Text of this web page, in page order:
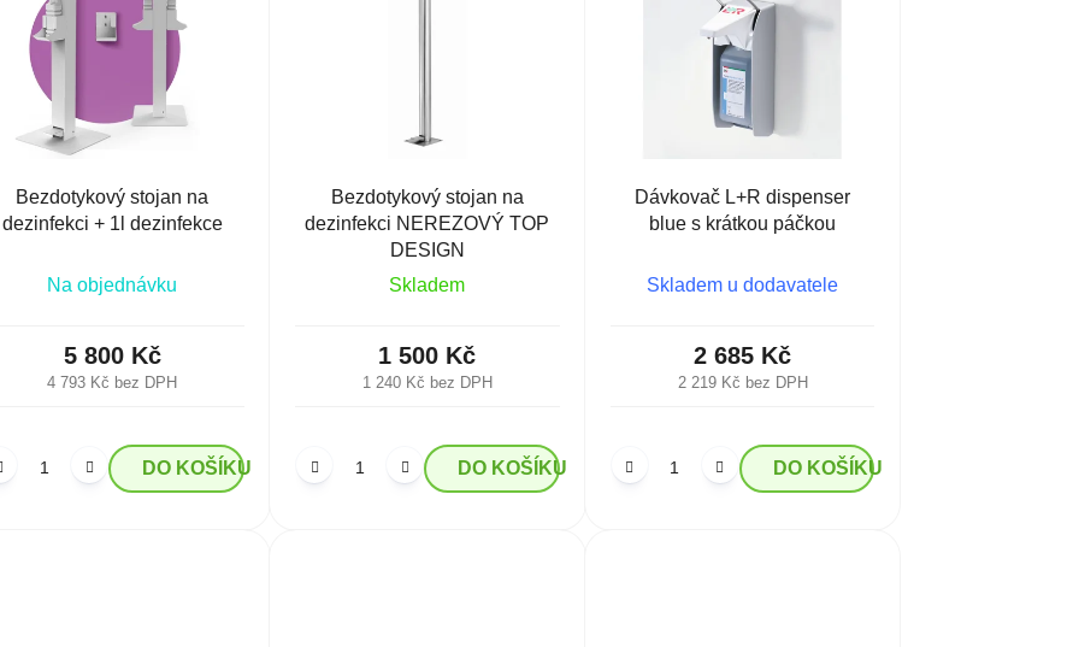
Bezdotykový stojan na
dezinfekci + 1l dezinfekce
Na objednávku
4 793 Kč bez DPH
5 800 Kč
DO KOŠÍKU
Bezdotykový stojan na
dezinfekci NEREZOVÝ TOP
DESIGN
Skladem
1 240 Kč bez DPH
1 500 Kč
DO KOŠÍKU
Dávkovač L+R dispenser
blue s krátkou páčkou
Skladem u dodavatele
2 219 Kč bez DPH
2 685 Kč
DO KOŠÍKU